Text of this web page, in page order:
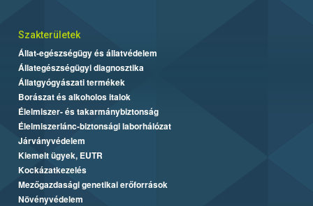
Szakterületek
Állat-egészségügy és állatvédelem
Állategészségügyi diagnosztika
Állatgyógyászati termékek
Borászat és alkoholos italok
Élelmiszer- és takarmánybiztonság
Élelmiszerlánc-biztonsági laborhálózat
Járványvédelem
Kiemelt ügyek, EUTR
Kockázatkezelés
Mezőgazdasági genetikai erőforrások
Növényvédelem